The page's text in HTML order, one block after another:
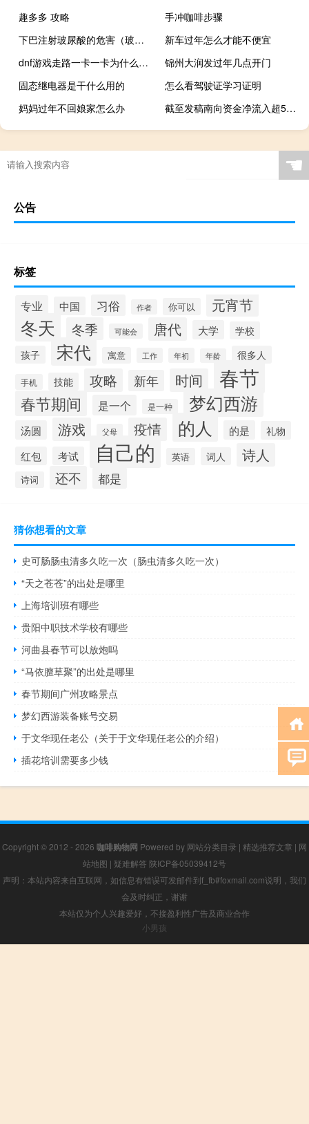
趣多多 攻略
手冲咖啡步骤
下巴注射玻尿酸的危害（玻尿酸打下巴危害）
新车过年怎么才能不便宜
dnf游戏走路一卡一卡为什么（玩dnf一卡一卡的）
锦州大润发过年几点开门
固态继电器是干什么用的
怎么看驾驶证学习证明
妈妈过年不回娘家怎么办
截至发稿南向资金净流入超50亿港元
☚
公告
标签
专业 中国 习俗 作者 你可以 元宵节
冬天 冬季 可能会 唐代 大学
学校
孩子
宋代 寓意 工作 年初 年龄 很多人
手机 技能 攻略 新年 时间 春节
春节期间 是一个 是一种 梦幻西游
汤圆 游戏 父母 疫情 的人 的是
礼物
红包
考试 自己的 英语 词人 诗人
诗词 还不 都是
猜你想看的文章
史可肠肠虫清多久吃一次（肠虫清多久吃一次）
“天之苍苍”的出处是哪里
上海培训班有哪些
贵阳中职技术学校有哪些
河曲县春节可以放炮吗
“马依膻草聚”的出处是哪里
春节期间广州攻略景点
梦幻西游装备账号交易
于文华现任老公（关于于文华现任老公的介绍）
插花培训需要多少钱
Copyright © 2012 - 2026 咖啡购物网 Powered by 网站分类目录 | 精选推荐文章 | 网
站地图 | 疑难解答 陕ICP备05039412号
声明：本站内容来自互联网，如信息有错误可发邮件到f_fb#foxmail.com说明，我们
会及时纠正，谢谢
本站仅为个人兴趣爱好，不接盈利性广告及商业合作
小男孩